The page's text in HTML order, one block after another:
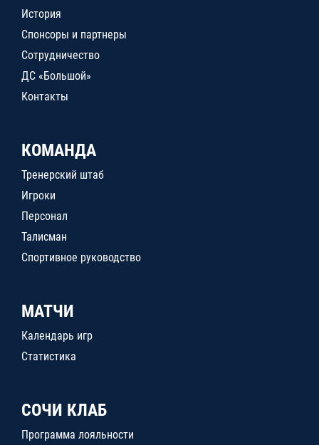
История
Спонсоры и партнеры
Сотрудничество
ДС «Большой»
Контакты
КОМАНДА
Тренерский штаб
Игроки
Персонал
Талисман
Спортивное руководство
МАТЧИ
Календарь игр
Статистика
СОЧИ КЛАБ
Программа лояльности